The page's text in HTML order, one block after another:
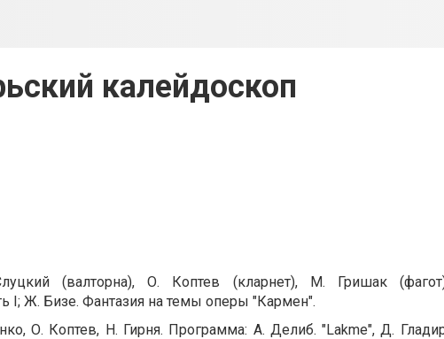
калейдоскоп
(валторна), О. Коптев (кларнет), М. Гришак
I; Ж. Бизе. Фантазия на темы оперы "Кармен".
О. Коптев, Н. Гирня. Программа: А. Делиб. "Lakme", Д.